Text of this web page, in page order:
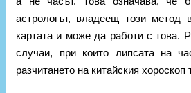
астрологът, владеещ този
картата и може да работи с това.
случаи, при които липсата на
разчитането на китайския хороскоп